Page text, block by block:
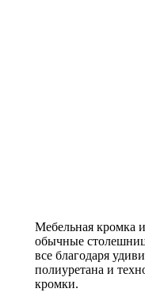
Мебельная кромка
обычные
все благодаря
полиуретана и
кромки.